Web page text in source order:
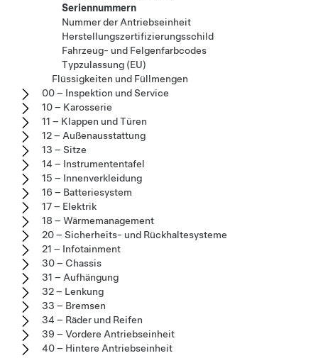
Seriennummern
Nummer der Antriebseinheit
Herstellungszertifizierungsschild
Fahrzeug- und Felgenfarbcodes
Typzulassung (EU)
Flüssigkeiten und Füllmengen
00 – Inspektion und Service
10 – Karosserie
11 – Klappen und Türen
12 – Außenausstattung
13 – Sitze
14 – Instrumententafel
15 – Innenverkleidung
16 – Batteriesystem
17 – Elektrik
18 – Wärmemanagement
20 – Sicherheits- und Rückhaltesysteme
21 – Infotainment
30 – Chassis
31 – Aufhängung
32 – Lenkung
33 – Bremsen
34 – Räder und Reifen
39 – Vordere Antriebseinheit
40 – Hintere Antriebseinheit